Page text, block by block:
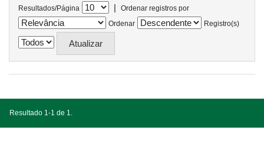
Resultados/Página |
Ordenar registros por
Ordenar
Registro(s)
Resultado 1-1 de 1.